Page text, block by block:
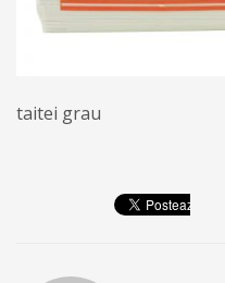
taitei grau